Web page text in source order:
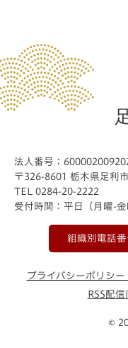
法人番号：
〒326-8601 栃木県足利
TEL 0284-20-2222
受付時間：平日（月曜-
組織別電話番
プライバシーポリシー
RSS配
©